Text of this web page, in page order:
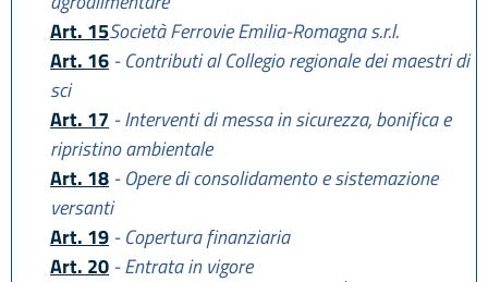
Art. 15Società Ferrovie Emilia-Romagna s.r.l.
Art. 16 - Contributi al Collegio regionale dei maestri di
sci
Art. 17 - Interventi di messa in sicurezza, bonifica e
ripristino ambientale
Art. 18 - Opere di consolidamento e sistemazione
versanti
Art. 19 - Copertura finanziaria
Art. 20 - Entrata in vigore